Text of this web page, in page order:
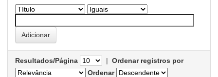
Resultados/Página | Ordenar registros por
Ordenar